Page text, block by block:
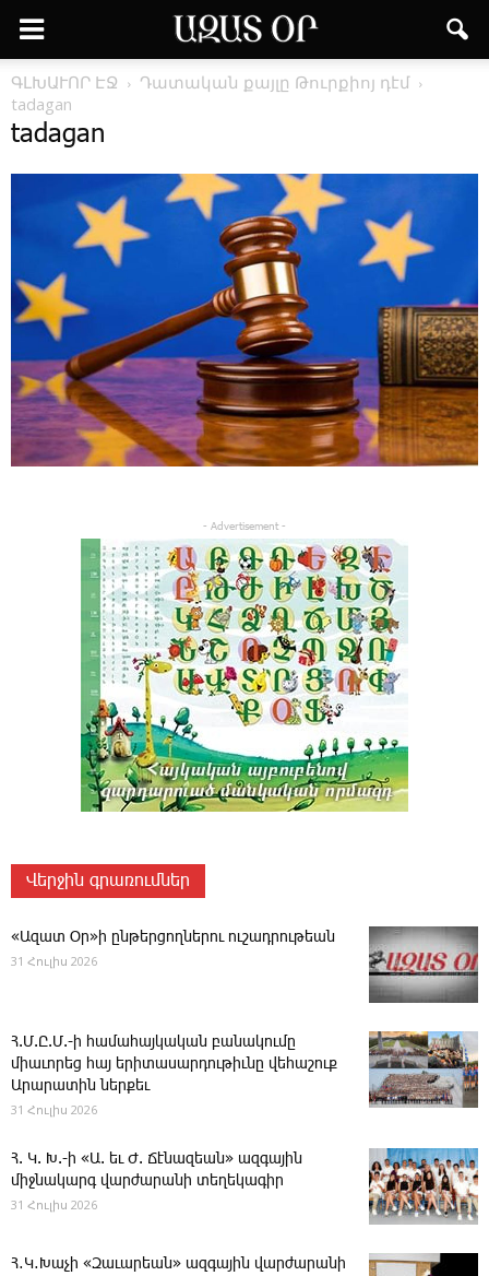
ԳԼԽԱՒՈՐ ԷՋ
Դա­տա­կան քայ­լը ­Թուր­քիոյ դէմ
tadagan
tadagan
- Advertisement -
Վերջին գրառումներ
«Ազատ Օր»ի ընթերցողներու ուշադրութեան
31 Հուլիս 2026
Հ.Մ.Ը.Մ.-ի համահայկական բանակումը
միաւորեց հայ երիտասարդութիւնը վեհաշուք
Արարատին ներքեւ
31 Հուլիս 2026
Հ. Կ. Խ.-ի «Ա. եւ Ժ. ­Ճէնազեան» ազգային
միջնակարգ վարժարանի տեղեկագիր
31 Հուլիս 2026
Հ․Կ․Խաչի «Զաւարեան» ազգային վարժարանի